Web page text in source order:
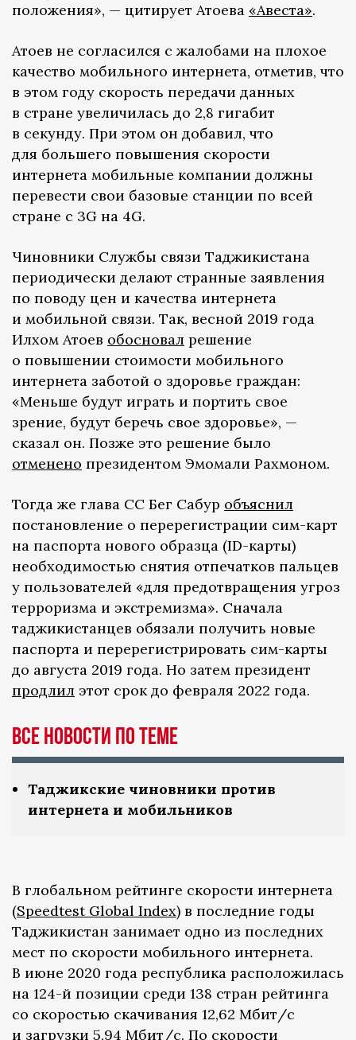
положения», — цитирует Атоева «Авеста».
Атоев не согласился с жалобами на плохое
качество мобильного интернета, отметив, что
в этом году скорость передачи данных
в стране увеличилась до 2,8 гигабит
в секунду. При этом он добавил, что
для большего повышения скорости
интернета мобильные компании должны
перевести свои базовые станции по всей
стране с 3G на 4G.
Чиновники Службы связи Таджикистана
периодически делают странные заявления
по поводу цен и качества интернета
и мобильной связи. Так, весной 2019 года
Илхом Атоев обосновал решение
о повышении стоимости мобильного
интернета заботой о здоровье граждан:
«Меньше будут играть и портить свое
зрение, будут беречь свое здоровье», —
сказал он. Позже это решение было
отменено президентом Эмомали Рахмоном.
Тогда же глава СС Бег Сабур объяснил
постановление о перерегистрации сим-карт
на паспорта нового образца (ID-карты)
необходимостью снятия отпечатков пальцев
у пользователей «для предотвращения угроз
терроризма и экстремизма». Сначала
таджикистанцев обязали получить новые
паспорта и перерегистрировать сим-карты
до августа 2019 года. Но затем президент
продлил этот срок до февраля 2022 года.
Все новости по теме
Таджикские чиновники против
интернета и мобильников
В глобальном рейтинге скорости интернета
(Speedtest Global Index) в последние годы
Таджикистан занимает одно из последних
мест по скорости мобильного интернета.
В июне 2020 года республика расположилась
на 124-й позиции среди 138 стран рейтинга
со скоростью скачивания 12,62 Мбит/с
и загрузки 5,94 Мбит/с. По скорости